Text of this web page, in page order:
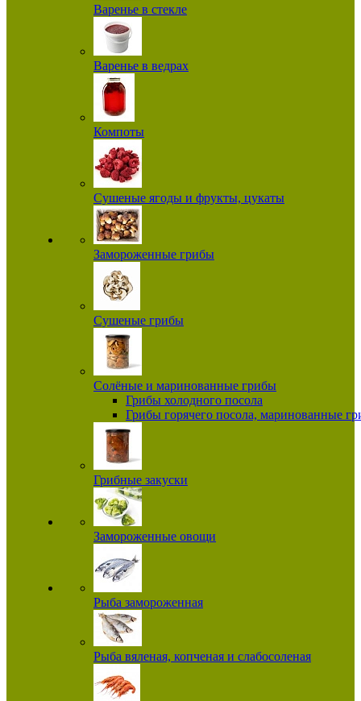
Варенье в стекле
Варенье в ведрах
Компоты
Сушеные ягоды и фрукты, цукаты
Замороженные грибы
Сушеные грибы
Солёные и маринованные грибы
Грибы холодного посола
Грибы горячего посола, маринованные
Грибные закуски
Замороженные овощи
Рыба замороженная
Рыба вяленая, копченая и слабосоленая